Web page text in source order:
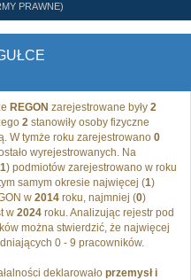
PRAWNE)
REGON zarejestrowane były 2
2 stanowiły osoby fizyczne
W tymże roku zarejestrowano 0
wyrejestrowanych. Na
1) podmiotów zarejestrowano w roku
samym okresie najwięcej (1)
w 2014 roku, najmniej (0)
w 2024 roku. Analizując rejestr pod
można stwierdzić, że najwięcej
0 - 9 pracowników.
deklarowało przemysł i